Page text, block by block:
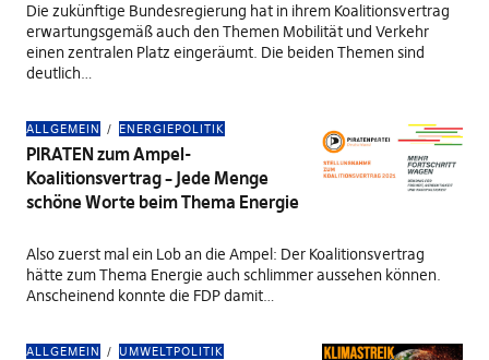
Die zukünftige Bundesregierung hat in ihrem Koalitionsvertrag
erwartungsgemäß auch den Themen Mobilität und Verkehr
einen zentralen Platz eingeräumt. Die beiden Themen sind
deutlich…
ALLGEMEIN ENERGIEPOLITIK
PIRATEN zum Ampel-
Koalitionsvertrag – Jede Menge
schöne Worte beim Thema Energie
Also zuerst mal ein Lob an die Ampel: Der Koalitionsvertrag
hätte zum Thema Energie auch schlimmer aussehen können.
Anscheinend konnte die FDP damit…
ALLGEMEIN UMWELTPOLITIK